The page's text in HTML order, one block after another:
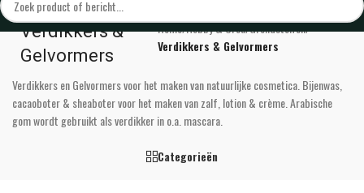
Verdikkers &
Gelvormers
Home/Hobby & Crea/Grondstoffen/
Verdikkers & Gelvormers
Verdikkers en Gelvormers voor het maken van natuurlijke cosmetica. Bijenwas,
cacaoboter & sheaboter voor het maken van zalf, lotion & crème. Arabische
gom wordt gebruikt als verdikker in o.a. mascara.
Categorieën